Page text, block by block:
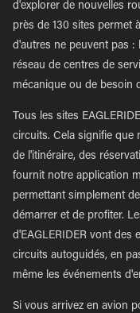
d'explorer de nouvelles
près de 130 sites permet
d'autres ne peuvent pas :
réseau de centres de
mécanique ou de besoin
Tous les sites
circuits. Cela signifie que
de l'itinéraire, des
fournit notre application
permettant simplement
démarrer et de profiter.
d'EAGLERIDER vont des
circuits autoguidés, en
même les événements
Si vous arrivez en avion